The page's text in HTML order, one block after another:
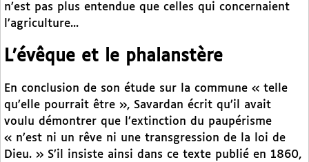
n’est pas plus entendue que celles qui concernaient
l’agriculture...
L’évêque et le phalanstère
En conclusion de son étude sur la commune « telle
qu’elle pourrait être », Savardan écrit qu’il avait
voulu démontrer que l’extinction du paupérisme
« n’est ni un rêve ni une transgression de la loi de
Dieu. » S’il insiste ainsi dans ce texte publié en 1860,